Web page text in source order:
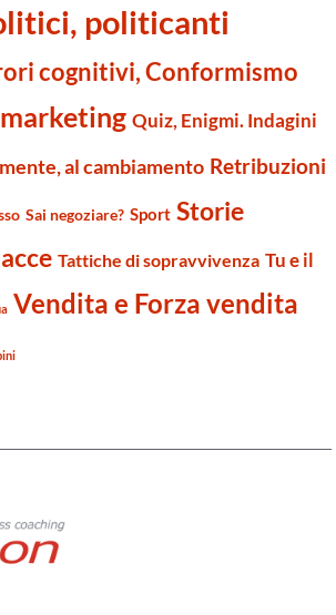
politicanti
cognitivi, Conformismo
Quiz, Enigmi. Indagini
al cambiamento Retribuzioni
Sai negoziare? Sport Storie
Tattiche di sopravvivenza Tu e il
Vendita e Forza vendita